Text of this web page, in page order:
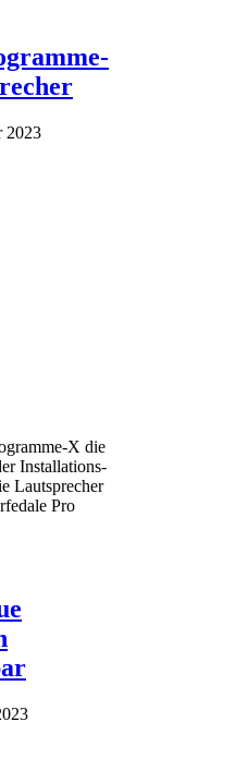
2023
X die
Installations-
Lautsprecher
Pro